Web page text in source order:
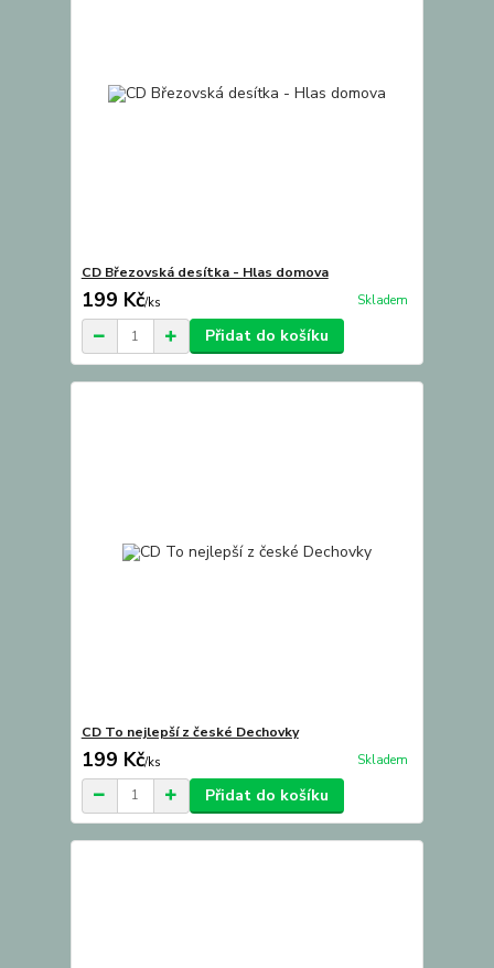
CD Březovská desítka - Hlas domova
199 Kč/ks Skladem
Přidat do košíku
CD To nejlepší z české Dechovky
199 Kč/ks Skladem
Přidat do košíku